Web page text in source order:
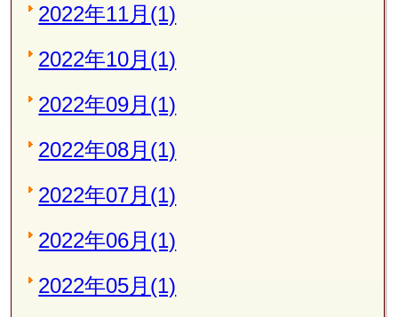
2022年11月(1)
2022年10月(1)
2022年09月(1)
2022年08月(1)
2022年07月(1)
2022年06月(1)
2022年05月(1)